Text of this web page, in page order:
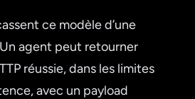
ce modèle d’une
agent peut retourner
réussie, dans les limites
avec un payload